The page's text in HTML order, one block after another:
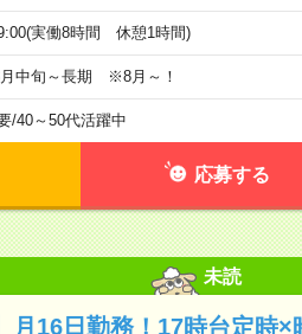
実働8時間 休憩1時間)
月中旬～長期 ※8月～！
/40～50代活躍中
応募する
未読
月16日勤務！17時台定時